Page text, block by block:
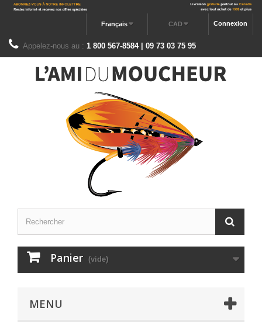
Connexion
CAD
Français
Appelez-nous au : 1 800 567-8584 | 09 73 03 75 95
Panier (vide)
MENU